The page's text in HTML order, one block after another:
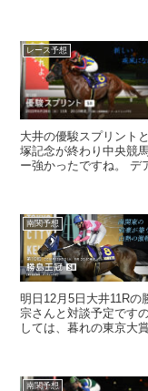
レース予想
大井の優駿スプリント
塚記念が終わり中央競
ー強かったですね。 デ
南関予想
明日12月5日大井11Rの勝島王冠
宗さんと対談予定ですので、
しては、暮れの東京大
南関予想